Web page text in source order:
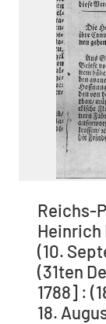
Reichs-
Heinrich
(10.
(31ten
1788] :
18.